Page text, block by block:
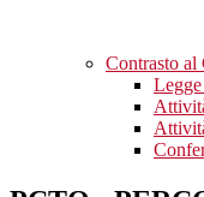
Contrasto